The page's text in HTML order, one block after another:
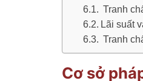
Tranh
Lãi suất
Tranh
Cơ sở